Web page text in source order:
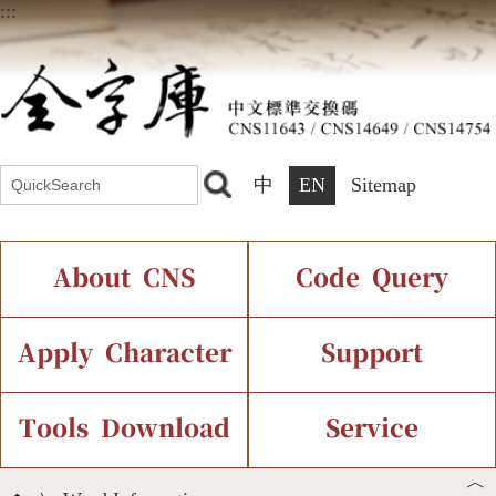
:::
中 EN Sitemap
About CNS
Introduction Current Status
Chinese Code Status
Code Query
IDS Query
Components Query
Apply Character
Application Process
Support
Font Instant Display
Tools Download Service
︿